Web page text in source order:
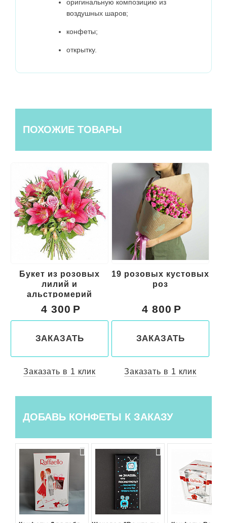
оригинальную композицию из
воздушных шаров;
конфеты;
открытку.
ПОХОЖИЕ ТОВАРЫ
19 розовых кустовых
роз
4 800
ЗАКАЗАТЬ
Заказать в 1 клик
Букет из красных
цветов "Свидание"
5 000
ЗАКАЗАТЬ
Заказать в 1 клик
ДОБАВЬ КОНФЕТЫ К ЗАКАЗУ